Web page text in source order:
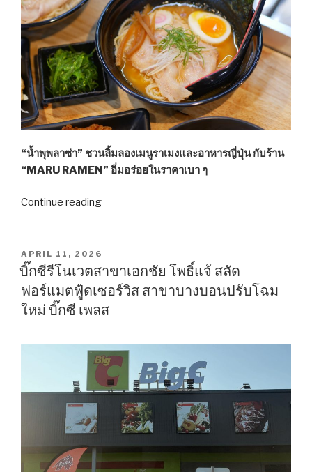
120
และ
สาย
7
ร่วม
ด้วย”
“น้ำพุพลาซ่า” ชวนลิ้มลองเมนูราเมงและอาหารญี่ปุ่น กับร้าน
“MARU RAMEN” อิ่มอร่อยในราคาเบา ๆ
Continue reading
ร้าน
“MARU
อิ่ม
ราคา
กับ
เมนู
อาหาร
ญี่ปุ่น”
POSTED
ON
APRIL 11, 2026
บิ๊กซีรีโนเวตสาขาเอกชัย โพธิ์แจ้ สลัด
ฟอร์แมตฟู้ดเซอร์วิส สาขาบางบอนปรับโฉม
ใหม่ บิ๊กซี เพลส